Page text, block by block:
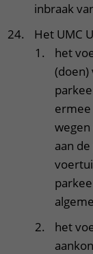
inbraak
Het UMC
het
(doen)
aan
het